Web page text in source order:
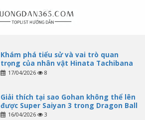
Khám phá tiểu sử và vai trò quan
trọng của nhân vật Hinata Tachibana
17/04/2026 8
Giải thích tại sao Gohan không thể lên
được Super Saiyan 3 trong Dragon Ball
16/04/2026 3